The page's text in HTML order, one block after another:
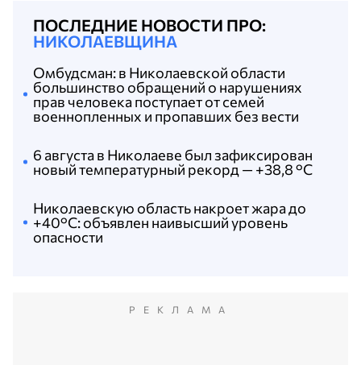
ПОСЛЕДНИЕ НОВОСТИ ПРО:
НИКОЛАЕВЩИНА
Николаевскую область накроет жара до
+40°C: объявлен наивысший уровень
опасности
6 августа в Николаеве был зафиксирован
новый температурный рекорд — +38,8 °С
Омбудсман: в Николаевской области
большинство обращений о нарушениях
прав человека поступает от семей
военнопленных и пропавших без вести
РЕКЛАМА